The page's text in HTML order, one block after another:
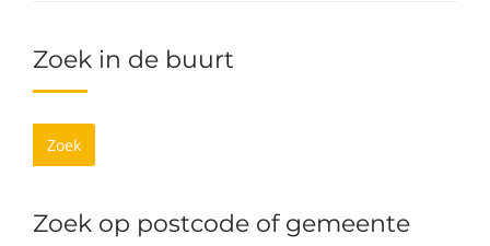
Zoek in de buurt
Zoek
Zoek op postcode of gemeente